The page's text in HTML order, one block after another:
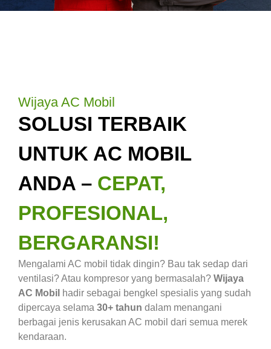
Wijaya AC Mobil
SOLUSI TERBAIK
UNTUK AC MOBIL
ANDA – CEPAT,
PROFESIONAL,
BERGARANSI!
Mengalami AC mobil tidak dingin? Bau tak sedap dari
ventilasi? Atau kompresor yang bermasalah? Wijaya
AC Mobil hadir sebagai bengkel spesialis yang sudah
dipercaya selama 30+ tahun dalam menangani
berbagai jenis kerusakan AC mobil dari semua merek
kendaraan.